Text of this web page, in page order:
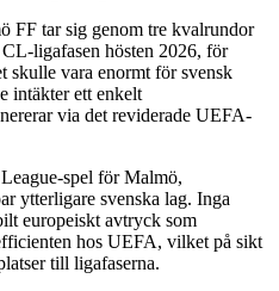
FF tar sig genom tre kvalrundor
ligafasen hösten 2026, för
skulle vara enormt för svensk
intäkter ett enkelt
via det reviderade UEFA-
spel för Malmö,
ytterligare svenska lag. Inga
europeiskt avtryck som
hos UEFA, vilket på sikt
till ligafaserna.